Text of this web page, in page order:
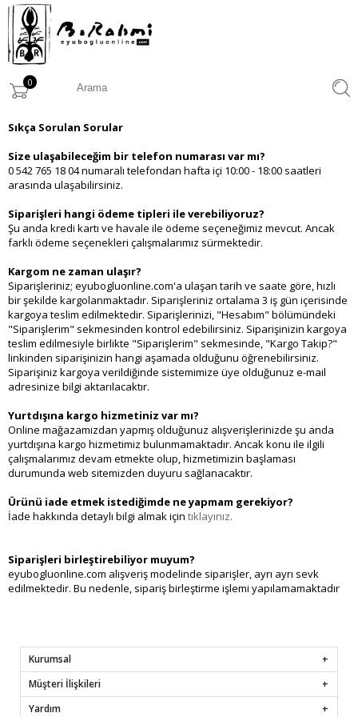
0
Sıkça Sorulan Sorular
Size ulaşabileceğim bir telefon numarası var mı?
0 542 765 18 04 numaralı telefondan hafta içi 10:00 - 18:00 saatleri
arasında ulaşabilirsiniz.
Siparişleri hangi ödeme tipleri ile verebiliyoruz?
Şu anda kredi kartı ve havale ile ödeme seçeneğimiz mevcut. Ancak
farklı ödeme seçenekleri çalışmalarımız sürmektedir.
Kargom ne zaman ulaşır?
Siparişleriniz; eyubogluonline.com'a ulaşan tarih ve saate göre, hızlı
bir şekilde kargolanmaktadır. Siparişleriniz ortalama 3 iş gün içerisinde
kargoya teslim edilmektedir. Siparişlerinizi, "Hesabım" bölümündeki
"Siparişlerim" sekmesinden kontrol edebilirsiniz. Siparişinizin kargoya
teslim edilmesiyle birlikte "Siparişlerim" sekmesinde, "Kargo Takip?"
linkinden siparişinizin hangi aşamada olduğunu öğrenebilirsiniz.
Siparişiniz kargoya verildiğinde sistemimize üye olduğunuz e-mail
adresinize bilgi aktarılacaktır.
Yurtdışına kargo hizmetiniz var mı?
Online mağazamızdan yapmış olduğunuz alışverişlerinizde şu anda
yurtdışına kargo hizmetimiz bulunmamaktadır. Ancak konu ile ilgili
çalışmalarımız devam etmekte olup, hizmetimizin başlaması
durumunda web sitemizden duyuru sağlanacaktır.
Ürünü iade etmek istediğimde ne yapmam gerekiyor?
İade hakkında detaylı bilgi almak için tıklayınız.
Siparişleri birleştirebiliyor muyum?
eyubogluonline.com alışveriş modelinde siparişler, ayrı ayrı sevk
edilmektedir. Bu nedenle, sipariş birleştirme işlemi yapılamamaktadır
Kurumsal
Müşteri İlişkileri
Yardım